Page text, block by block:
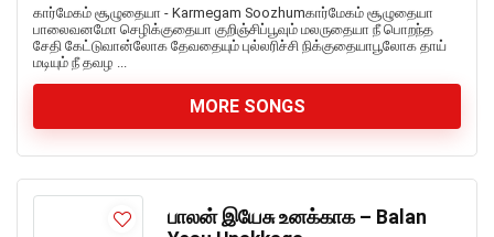
கார்மேகம் சூழுதையா - Karmegam Soozhumகார்மேகம் சூழுதையா
பாலைவனமோ செழிக்குதையா குறிஞ்சிப்பூவும் மலருதையா நீ பொறந்த
சேதி கேட்டுவான்லோக தேவதையும் புல்லரிச்சி நிக்குதையாபூலோக தாய்
மடியும் நீ தவழ ...
MORE SONGS
பாலன் இயேசு உனக்காக – Balan